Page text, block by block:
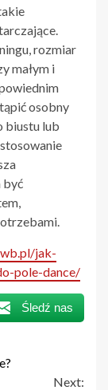
rozmiar
małym i
osobny
biustu lub
być
jak-
pole-dance/
Śledź nas
Next: